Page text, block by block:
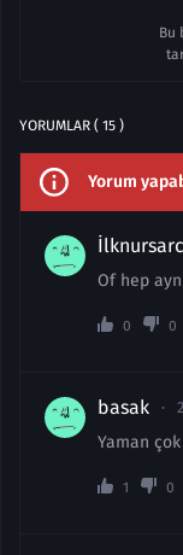
Bu
YORUMLAR ( 15 )
Yorum
Of hep
0 0
basak
Yaman
1 0